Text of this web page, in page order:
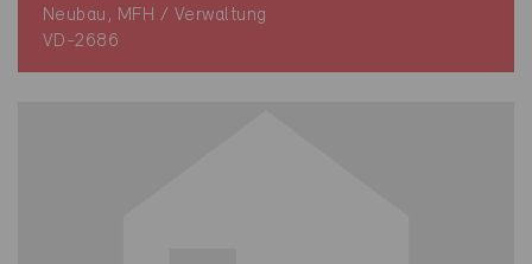
Neubau, MFH / Verwaltung
VD-2686